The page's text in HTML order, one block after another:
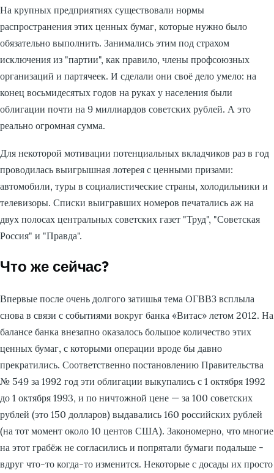
На крупных предприятиях существовали нормы
распространения этих ценных бумаг, которые нужно было
обязательно выполнить. Занимались этим под страхом
исключения из "партии", как правило, члены профсоюзных
организаций и партячеек. И сделали они своё дело умело: на
конец восьмидесятых годов на руках у населения были
облигации почти на 9 миллиардов советских рублей. А это
реально огромная сумма.
Для некоторой мотивации потенциальных вкладчиков раз в год
проводилась выигрышная лотерея с ценными призами:
автомобили, туры в социалистические страны, холодильники и
телевизоры. Списки выигравших номеров печатались аж на
двух полосах центральных советских газет "Труд", "Советская
Россия" и "Правда".
Что же сейчас?
Впервые после очень долгого затишья тема ОГВВЗ всплыла
снова в связи с событиями вокруг банка «Витас» летом 2012. На
балансе банка внезапно оказалось большое количество этих
ценных бумаг, с которыми операции вроде бы давно
прекратились. Соответственно постановлению Правительства
№ 549 за 1992 год эти облигации выкупались с 1 октября 1992
до 1 октября 1993, и по ничтожной цене — за 100 советских
рублей (это 150 долларов) выдавались 160 российских рублей
(на тот момент около 10 центов США). Закономерно, что многие
на этот грабёж не согласились и попрятали бумаги подальше -
вдруг что-то когда-то изменится. Некоторые с досады их просто